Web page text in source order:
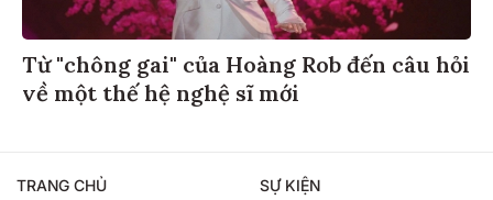
Từ "chông gai" của Hoàng Rob đến câu hỏi
về một thế hệ nghệ sĩ mới
TRANG CHỦ SỰ KIỆN